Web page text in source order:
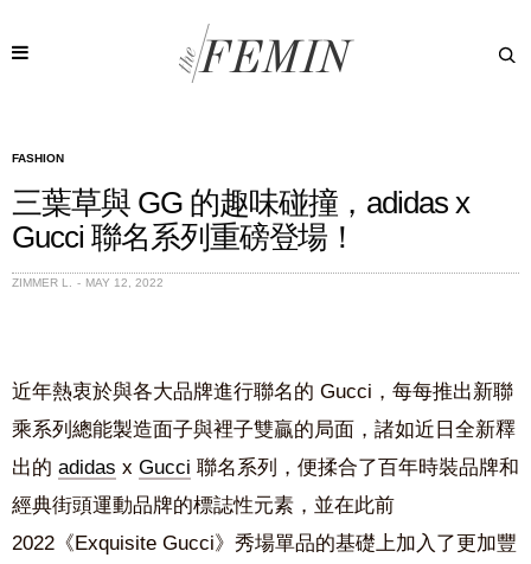
FASHION
三葉草與 GG 的趣味碰撞，adidas x
Gucci 聯名系列重磅登場！
ZIMMER L. MAY 12, 2022
近年熱衷於與各大品牌進行聯名的 Gucci，每每推出新聯
乘系列總能製造面子與裡子雙贏的局面，諸如近日全新釋
出的 adidas x Gucci 聯名系列，便揉合了百年時裝品牌和
經典街頭運動品牌的標誌性元素 ，並在此前
2022 《Exquisite Gucci》秀場單品的基礎上加入了更加豐